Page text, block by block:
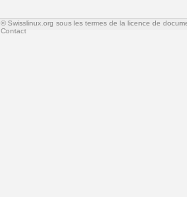
© Swisslinux.org sous les termes de la licence de
Contact